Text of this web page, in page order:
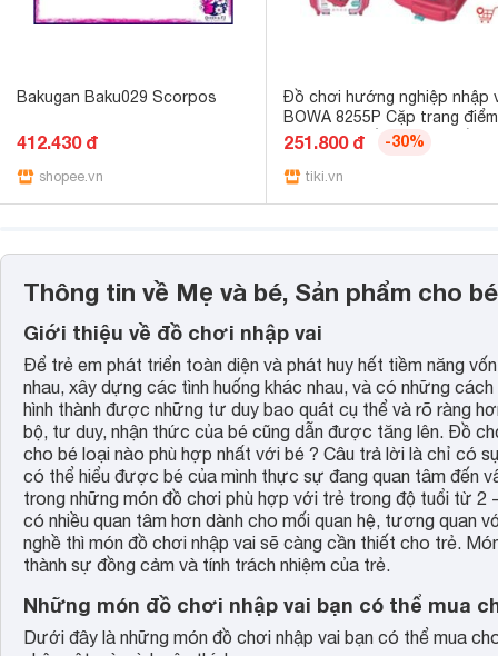
Bakugan Baku029 Scorpos
412.430 đ
shopee.vn
Đồ chơi hướng nghiệp nhập
BOWA 8255P Cặp trang điểm
bé gái 2in1 gồm 30 chi tiết
251.800 đ -30%
tiki.vn
Thông tin về Mẹ và bé, Sản phẩm cho
Giới thiệu về đồ chơi nhập vai
Để trẻ em phát triển toàn diện và phát huy hết tiềm năng
nhau, xây dựng các tình huống khác nhau, và có những
hình thành được những tư duy bao quát cụ thể và rõ ràng
bộ, tư duy, nhận thức của bé cũng dẫn được tăng lên. Đồ
cho bé loại nào phù hợp nhất với bé ? Câu trả lời là chỉ có
có thể hiểu được bé của mình thực sự đang quan tâm đến
trong những món đồ chơi phù hợp với trẻ trong độ tuổi từ
có nhiều quan tâm hơn dành cho mối quan hệ, tương quan
nghề thì món đồ chơi nhập vai sẽ càng cần thiết cho trẻ.
thành sự đồng cảm và tính trách nhiệm của trẻ.
Những món đồ chơi nhập vai bạn có thể mua
Dưới đây là những món đồ chơi nhập vai bạn có thể mua